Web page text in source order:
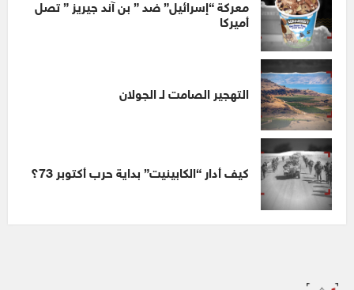
معركة “إسرائيل” ضد ” بن آند جيريز ” تصل
أميركا
التهجير الصامت لـ الجولان
كيف أدار “الكابينيت” بداية حرب أكتوبر 73؟